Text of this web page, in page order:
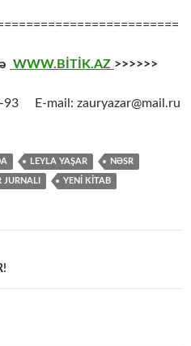
WWW.BİTİK.AZ >>>>>>
93 E-mail: zauryazar@mail.ru
LEYLA YAŞAR NƏSR
JURNALI YENİ KİTAB